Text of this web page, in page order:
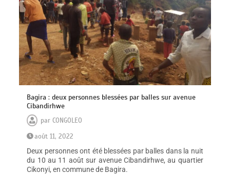
Bagira : deux personnes blessées par balles sur avenue
Cibandirhwe
parCONGOLEO
août 11, 2022
Deux personnes ont été blessées par balles dans la nuit
du 10 au 11 août sur avenue Cibandirhwe, au quartier
Cikonyi, en commune de Bagira.